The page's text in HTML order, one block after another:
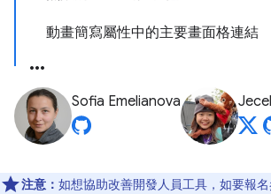
動畫簡寫屬性中的主要畫面格連結
Sofia Emelianova
注意： 如想協助改善開發人員工具，如要報